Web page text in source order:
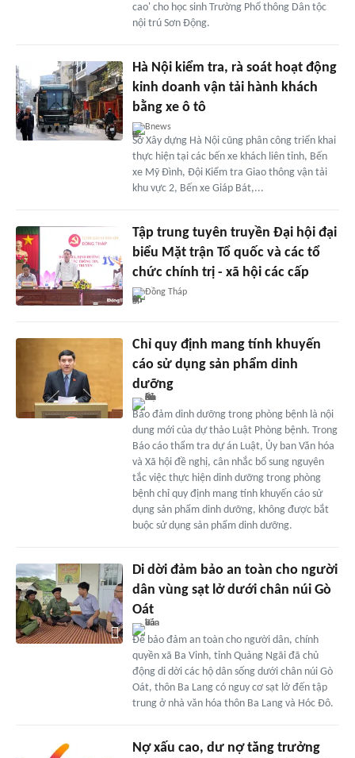
cao' cho học sinh Trường Phổ thông Dân tộc
nội trú Sơn Động.
Hà Nội kiểm tra, rà soát hoạt động
kinh doanh vận tải hành khách
bằng xe ô tô
Bnews
Sở Xây dựng Hà Nội cũng phân công triển khai
thực hiện tại các bến xe khách liên tỉnh, Bến
xe Mỹ Đình, Đội Kiểm tra Giao thông vận tải
khu vực 2, Bến xe Giáp Bát,...
Tập trung tuyên truyền Đại hội đại
biểu Mặt trận Tổ quốc và các tổ
chức chính trị - xã hội các cấp
Đồng Tháp
Chỉ quy định mang tính khuyến
cáo sử dụng sản phẩm dinh
dưỡng
Bảo đảm dinh dưỡng trong phòng bệnh là nội
dung mới của dự thảo Luật Phòng bệnh. Trong
Báo cáo thẩm tra dự án Luật, Ủy ban Văn hóa
và Xã hội đề nghị, cân nhắc bổ sung nguyên
tắc việc thực hiện dinh dưỡng trong phòng
bệnh chỉ quy định mang tính khuyến cáo sử
dụng sản phẩm dinh dưỡng, không được bắt
buộc sử dụng sản phẩm dinh dưỡng.
Di dời đảm bảo an toàn cho người
dân vùng sạt lở dưới chân núi Gò
Oát
Để bảo đảm an toàn cho người dân, chính
quyền xã Ba Vinh, tỉnh Quảng Ngãi đã chủ
động di dời các hộ dân sống dưới chân núi Gò
Oát, thôn Ba Lang có nguy cơ sạt lở đến tập
trung ở nhà văn hóa thôn Ba Lang và Hóc Đô.
Nợ xấu cao, dư nợ tăng trưởng